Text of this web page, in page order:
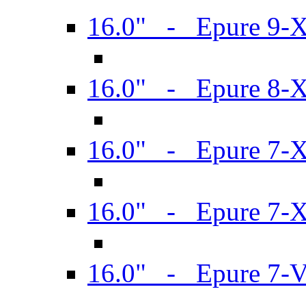
16.0" - Epure 9-
16.0" - Epure 8-
16.0" - Epure 7-
16.0" - Epure 7-
16.0" - Epure 7-